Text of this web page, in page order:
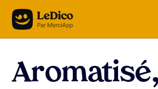
Aller au contenu
Aromatisé,